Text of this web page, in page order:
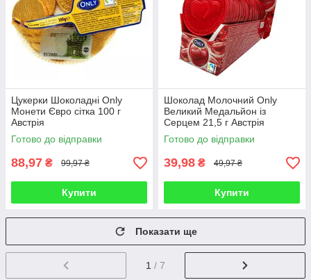
Цукерки Шоколадні Only
Монети Євро сітка 100 г
Австрія
Готово до відправки
88,97 ₴ 99,97 ₴
Купити
Шоколад Молочний Only
Великий Медальйон із
Серцем 21,5 г Австрія
Готово до відправки
39,98 ₴ 49,97 ₴
Купити
Показати ще
1 / 7